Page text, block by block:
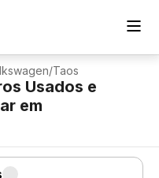
/Taos
Usados e
em